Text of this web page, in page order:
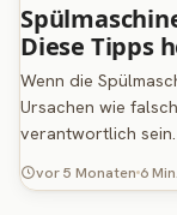
Diese Tipps
Wenn die
Ursachen wie
verantwortlich
vor 5 Monaten 6 Min.